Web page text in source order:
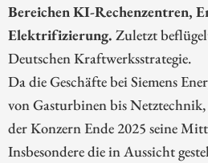
Bereichen KI-Rechenzentren,
Elektrifizierung. Zuletzt
Deutschen Kraftwerksstrategie.
Da die Geschäfte bei Siemens
von Gasturbinen bis
der Konzern Ende 2025 seine
Insbesondere die in Aussicht